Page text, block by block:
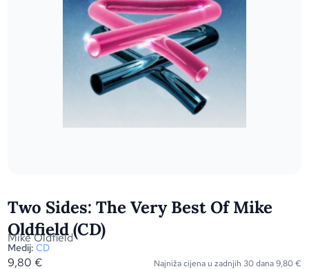
Two Sides: The Very Best Of Mike
Oldfield (CD)
Mike Oldfield
Medij: CD
9,80€ Najniža cijena u zadnjih 30 dana9,80€